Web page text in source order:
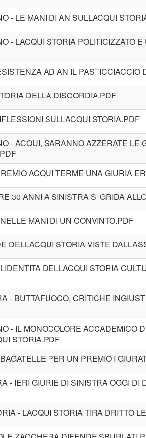
- LE MANI DI AN SULLACQUI
- LACQUI STORIA POLITICIZZATO
AD AN IL PASTICCIACCIO
DELLA DISCORDIA.PDF
SULLACQUI STORIA.PDF
- ACQUI, SARANNO AZZERATE LE
ACQUI TERME UNA GIURIA
30 ANNI A SINISTRA SI GRIDA
MANI DI UN CONVINTO.PDF
DELLACQUI STORIA VISTE
DELLACQUI STORIA
- BUTTAFUOCO, CRITICHE
- IL MONOCOLORE ACCADEMICO
STORIA.PDF
PER UN PREMIO I
- IERI GIURIE DI SINISTRA OGGI DI
- LACQUI STORIA TIRA DRITTO